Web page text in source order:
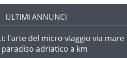
ULTIMI ANNUNCI
l'arte del micro-viaggio via mare
adriatico a km